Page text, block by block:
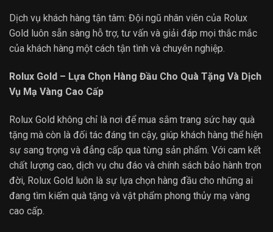
Dịch vụ khách hàng tận tâm: Đội ngũ nhân viên của Rolux
Gold luôn sẵn sàng hỗ trợ, tư vấn và giải đáp mọi thắc mắc
của khách hàng một cách tận tình và chuyên nghiệp.
Rolux Gold – Lựa Chọn Hàng Đầu Cho Quà Tặng Và Dịch
Vụ Mạ Vàng Cao Cấp
Rolux Gold không chỉ là nơi để mua sắm trang sức hay quà
tặng mà còn là đối tác đáng tin cậy, giúp khách hàng thể hiện
sự sang trọng và đẳng cấp qua từng sản phẩm. Với cam kết
chất lượng cao, dịch vụ chu đáo và chính sách bảo hành trọn
đời, Rolux Gold luôn là sự lựa chọn hàng đầu cho những ai
đang tìm kiếm quà tặng và vật phẩm phong thủy mạ vàng
cao cấp.